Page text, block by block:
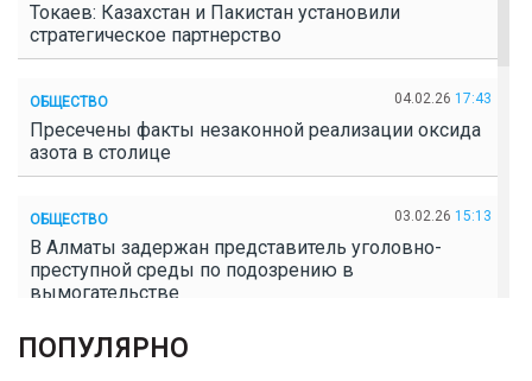
Токаев: Казахстан и Пакистан установили
стратегическое партнерство
ОБЩЕСТВО 04.02.26 17:43
Пресечены факты незаконной реализации оксида
азота в столице
ОБЩЕСТВО 03.02.26 15:13
В Алматы задержан представитель уголовно-
преступной среды по подозрению в
вымогательстве
ОБЩЕСТВО
ПОПУЛЯРНО